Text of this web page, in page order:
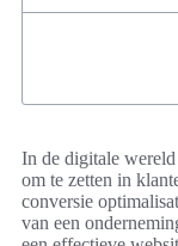
In de digitale wereld
om te zetten in
conversie
van een